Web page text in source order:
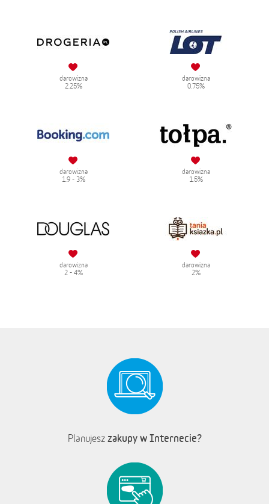
darowizna
2.25%
darowizna
0.75%
darowizna
1.9 - 3%
darowizna
1.5%
darowizna
2 - 4%
darowizna
2%
Planujesz zakupy w Internecie?